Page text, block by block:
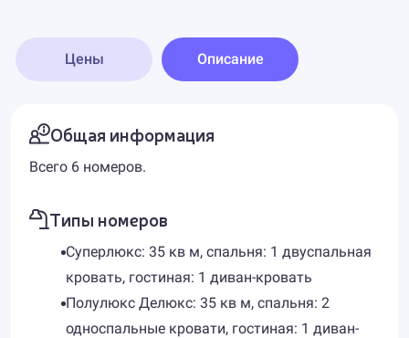
Цены Описание
Общая информация
Всего 6 номеров.
Типы номеров
Суперлюкс: 35 кв м, спальня: 1 двуспальная
кровать, гостиная: 1 диван-кровать
Полулюкс Делюкс: 35 кв м, спальня: 2
односпальные кровати, гостиная: 1 диван-